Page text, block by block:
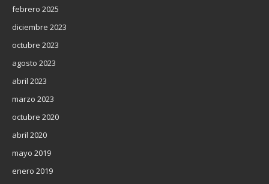
febrero 2025
diciembre 2023
octubre 2023
agosto 2023
abril 2023
marzo 2023
octubre 2020
abril 2020
mayo 2019
enero 2019